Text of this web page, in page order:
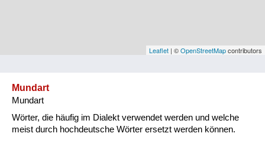
Vorarlberg
Natur und Landwirtschaft
Leaflet | ©OpenStreetMapcontributors
Mundart
Mundart
Wörter, die häufig im Dialekt verwendet werden und welche
meist durch hochdeutsche Wörter ersetzt werden können.